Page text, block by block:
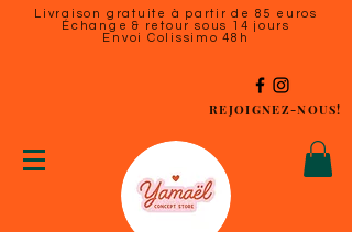
Livraison gratuite à partir de 85 euros
Échange & retour sous 14 jours
Envoi Colissimo 48h
REJOIGNEZ-NOUS!